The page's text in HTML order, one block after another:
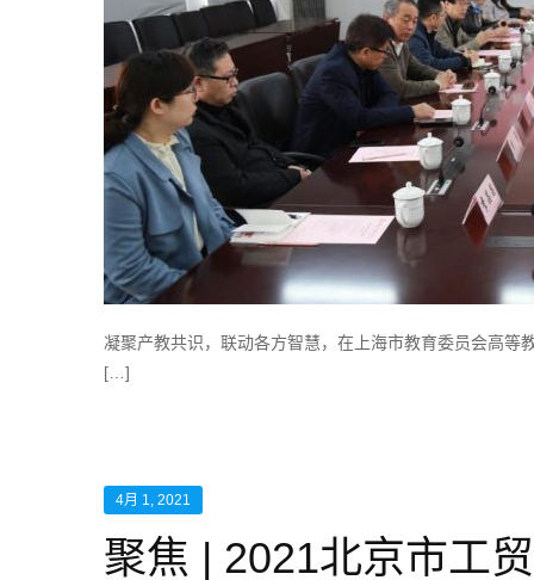
凝聚产教共识，联动各方智慧，在上海市教育委员会高
[…]
4月 1, 2021
聚焦 | 2021北京市工